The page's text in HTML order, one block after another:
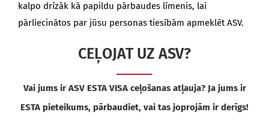
kalpo drīzāk kā papildu pārbaudes līmenis, lai
pārliecinātos par jūsu personas tiesībām apmeklēt ASV.
CEĻOJAT UZ ASV?
Vai jums ir ASV ESTA VISA ceļošanas atļauja? Ja jums ir
ESTA pieteikums, pārbaudiet, vai tas joprojām ir derīgs!